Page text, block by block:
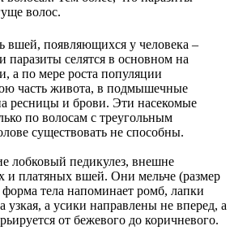
волос.
вшей, появляющихся у человека –
селятся в основном на
а по мере роста популяции
часть живота, в подмышечные
ресницы и брови. Эти насекомые
по волосам с треугольным
существовать не способны.
лобковый педикулез, внешне
и платяных вшей. Они мельче (размер
тела напоминает ромб, лапки
узкая, а усики направлены не вперед, а
от бежевого до коричневого.